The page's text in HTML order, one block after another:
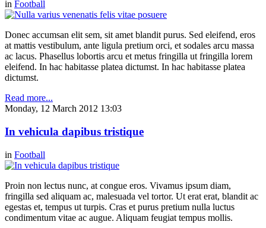
in Football
Donec accumsan elit sem, sit amet blandit purus. Sed eleifend, eros
at mattis vestibulum, ante ligula pretium orci, et sodales arcu massa
ac lacus. Phasellus lobortis arcu et metus fringilla ut fringilla lorem
eleifend. In hac habitasse platea dictumst. In hac habitasse platea
dictumst.
Read more...
Monday, 12 March 2012 13:03
In vehicula dapibus tristique
in Football
Proin non lectus nunc, at congue eros. Vivamus ipsum diam,
fringilla sed aliquam ac, malesuada vel tortor. Ut erat erat, blandit ac
egestas et, tempus ut turpis. Cras et purus pretium nulla luctus
condimentum vitae ac augue. Aliquam feugiat tempus mollis.